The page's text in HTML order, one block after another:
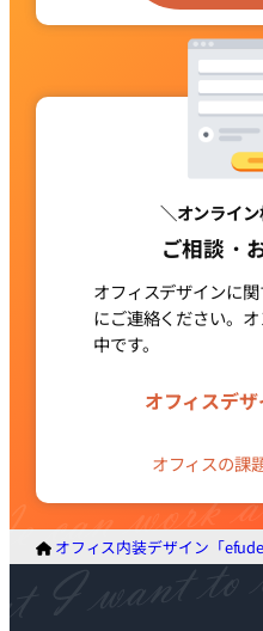
ン
＼オンライ
ご相談・
オフィスデザインに
にご連絡ください。
中です。
オフィスデ
オフィスの課
ル
ン
ク
オフィス内装デザイン「efude